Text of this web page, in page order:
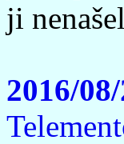
ji
2016/